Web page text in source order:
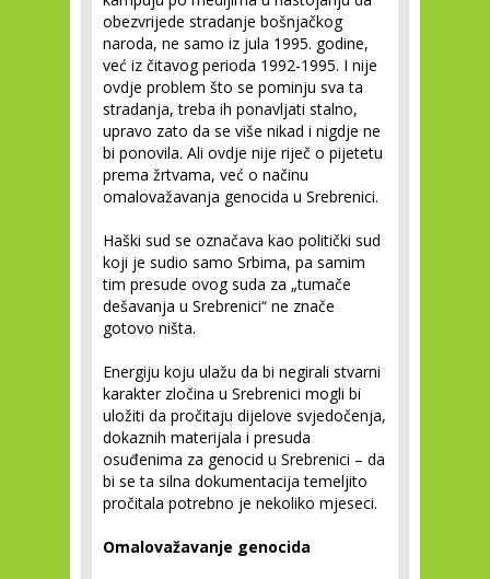
obezvrijede stradanje bošnjačkog
naroda, ne samo iz jula 1995. godine,
već iz čitavog perioda 1992-1995. I nije
ovdje problem što se pominju sva ta
stradanja, treba ih ponavljati stalno,
upravo zato da se više nikad i nigdje ne
bi ponovila. Ali ovdje nije riječ o pijetetu
prema žrtvama, već o načinu
omalovažavanja genocida u Srebrenici.
Haški sud se označava kao politički sud
koji je sudio samo Srbima, pa samim
tim presude ovog suda za „tumače
dešavanja u Srebrenici“ ne znače
gotovo ništa.
Energiju koju ulažu da bi negirali stvarni
karakter zločina u Srebrenici mogli bi
uložiti da pročitaju dijelove svjedočenja,
dokaznih materijala i presuda
osuđenima za genocid u Srebrenici – da
bi se ta silna dokumentacija temeljito
pročitala potrebno je nekoliko mjeseci.
Omalovažavanje genocida